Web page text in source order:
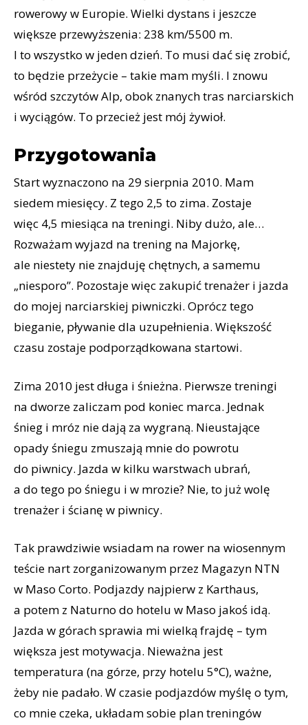
rowerowy w Europie. Wielki dystans i jeszcze
większe przewyższenia: 238 km/5500 m.
I to wszystko w jeden dzień. To musi dać się zrobić,
to będzie przeżycie – takie mam myśli. I znowu
wśród szczytów Alp, obok znanych tras narciarskich
i wyciągów. To przecież jest mój żywioł.
Przygotowania
Start wyznaczono na 29 sierpnia 2010. Mam
siedem miesięcy. Z tego 2,5 to zima. Zostaje
więc 4,5 miesiąca na treningi. Niby dużo, ale…
Rozważam wyjazd na trening na Majorkę,
ale niestety nie znajduję chętnych, a samemu
„niesporo”. Pozostaje więc zakupić trenażer i jazda
do mojej narciarskiej piwniczki. Oprócz tego
bieganie, pływanie dla uzupełnienia. Większość
czasu zostaje podporządkowana startowi.
Zima 2010 jest długa i śnieżna. Pierwsze treningi
na dworze zaliczam pod koniec marca. Jednak
śnieg i mróz nie dają za wygraną. Nieustające
opady śniegu zmuszają mnie do powrotu
do piwnicy. Jazda w kilku warstwach ubrań,
a do tego po śniegu i w mrozie? Nie, to już wolę
trenażer i ścianę w piwnicy.
Tak prawdziwie wsiadam na rower na wiosennym
teście nart zorganizowanym przez Magazyn NTN
w Maso Corto. Podjazdy najpierw z Karthaus,
a potem z Naturno do hotelu w Maso jakoś idą.
Jazda w górach sprawia mi wielką frajdę – tym
większa jest motywacja. Nieważna jest
temperatura (na górze, przy hotelu 5°C), ważne,
żeby nie padało. W czasie podjazdów myślę o tym,
co mnie czeka, układam sobie plan treningów